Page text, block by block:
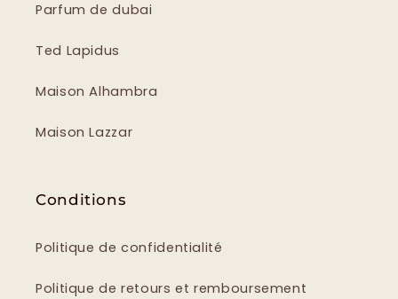
Parfum de dubai
Ted Lapidus
Maison Alhambra
Maison Lazzar
Conditions
Politique de confidentialité
Politique de retours et remboursement